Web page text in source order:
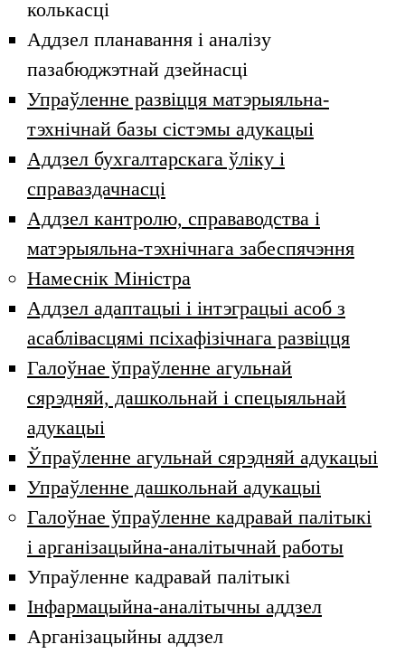
колькасці
Аддзел планавання і аналізу
пазабюджэтнай дзейнасці
Упраўленне развіцця матэрыяльна-
тэхнічнай базы сістэмы адукацыі
Аддзел бухгалтарскага ўліку і
справаздачнасці
Аддзел кантролю, справаводства і
матэрыяльна-тэхнічнага забеспячэння
Намеснік Міністра
Аддзел адаптацыі і інтэграцыі асоб з
асаблівасцямі псіхафізічнага развіцця
Галоўнае ўпраўленне агульнай
сярэдняй, дашкольнай і спецыяльнай
адукацыі
Ўпраўленне агульнай сярэдняй адукацыі
Упраўленне дашкольнай адукацыі
Галоўнае ўпраўленне кадравай палітыкі
і арганізацыйна-аналітычнай работы
Упраўленне кадравай палітыкі
Інфармацыйна-аналітычны аддзел
Арганізацыйны аддзел